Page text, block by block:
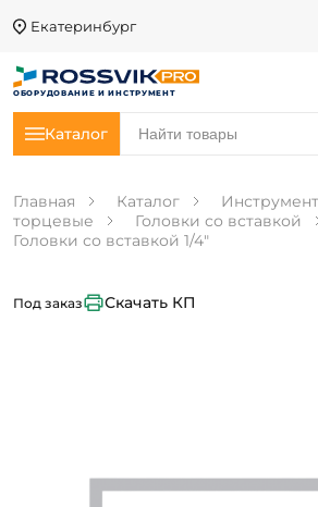
Екатеринбург
ОБОРУДОВАНИЕ И ИНСТРУМЕНТ
Каталог
Главная Каталог
торцевые
Головки со вставкой
Головки со вставкой 1/4"
Под заказ Скачать КП